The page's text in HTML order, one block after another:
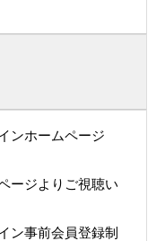
ンホームページ
ージよりご視聴い
ン事前会員登録制